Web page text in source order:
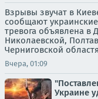
Взрывы звучат в
сообщают
тревога объявлена в
Николаевской,
Черниговской
Вчера, 01:09
Украине